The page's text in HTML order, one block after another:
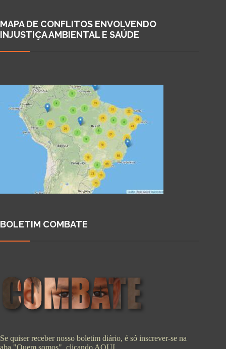
MAPA DE CONFLITOS ENVOLVENDO
INJUSTIÇA AMBIENTAL E SAÚDE
BOLETIM COMBATE
Se quiser receber nosso boletim diário, é só inscrever-se na
aba "Quem somos", clicando AQUI